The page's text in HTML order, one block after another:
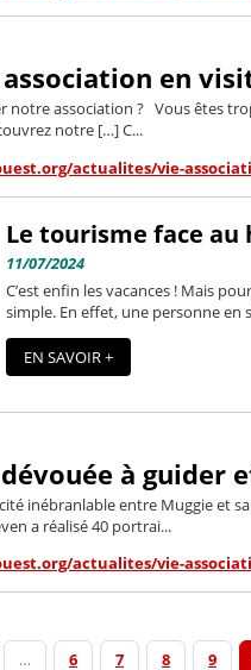
en
notre association ? Vous êtes
notre […] C...
actualites/vie-
Le tourisme face au
11/07/2024
C’est enfin les vacances ! Mais
simple. En effet, une personne en
EN SAVOIR +
à guider
inébranlable entre Muggie et
a réalisé 40 portrai...
actualites/vie-
… 6 7 8 9